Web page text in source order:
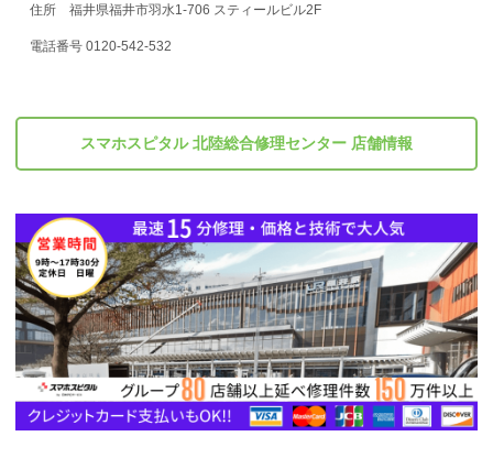
住所 福井県福井市羽水1-706 スティールビル2F
電話番号 0120-542-532
スマホスピタル 北陸総合修理センター 店舗情報